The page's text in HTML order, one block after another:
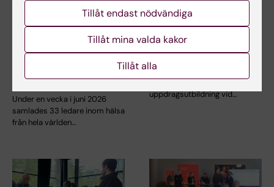
KI och
Handelshögskolan
stärker framtidens
hälsa
Under en vecka i juni 2026
samlades 33 ledare inom hälsa
från hela världen…
2 jun 2026
Ny utbildning för att
stärka arbetet med
unga med depression
Höstterminen 2026 planeras
start för en ny
uppdragsutbildning vid…
Tillåt endast nödvändiga
Tillåt mina valda kakor
Tillåt alla